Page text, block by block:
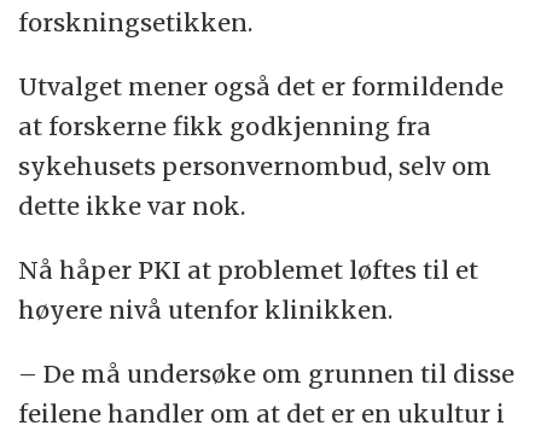
forskningsetikken.
Utvalget mener også det er formildende
at forskerne fikk godkjenning fra
sykehusets personvernombud, selv om
dette ikke var nok.
Nå håper PKI at problemet løftes til et
høyere nivå utenfor klinikken.
– De må undersøke om grunnen til disse
feilene handler om at det er en ukultur i